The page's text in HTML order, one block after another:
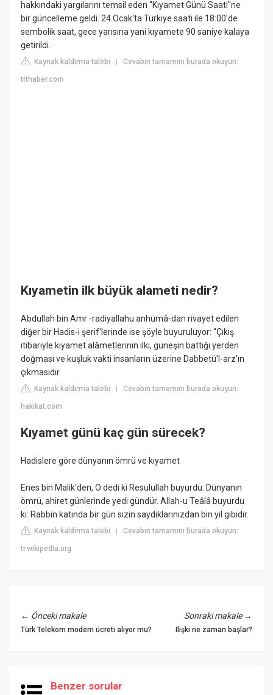
hakkındaki yargılarını temsil eden "Kıyamet Günü Saati"ne
bir güncelleme geldi. 24 Ocak'ta Türkiye saati ile 18:00'de
sembolik saat, gece yarısına yani kıyamete 90 saniye kalaya
getirildi.
Kaynak kaldırma talebi |Cevabın tamamını burada okuyun:
trthaber.com
Kıyametin ilk büyük alameti nedir?
Abdullah bin Amr -radiyallahu anhümâ-dan rivayet edilen
diğer bir Hadis-i şerif'lerinde ise şöyle buyuruluyor: “Çıkış
itibariyle kıyamet alâmetlerinin ilki, güneşin battığı yerden
doğması ve kuşluk vakti insanların üzerine Dabbetü'l-arz'ın
çıkmasıdır.
Kaynak kaldırma talebi |Cevabın tamamını burada okuyun:
hakikat.com
Kıyamet günü kaç gün sürecek?
Hadislere göre dünyanın ömrü ve kıyamet
Enes bin Malik'den, O dedi ki Resulullah buyurdu: Dünyanın
ömrü, ahiret günlerinde yedi gündür. Allah-u Teâlâ buyurdu
ki: Rabbin katında bir gün sizin saydıklarınızdan bin yıl gibidir.
Kaynak kaldırma talebi |Cevabın tamamını burada okuyun:
tr.wikipedia.org
← Önceki makale
Türk Telekom modem ücreti alıyor mu?
Sonraki makale→
Ilişki ne zaman başlar?
Benzer sorular